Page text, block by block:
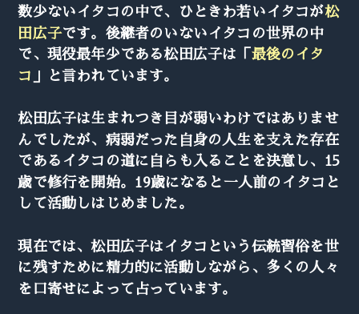
数少ないイタコの中で、ひときわ若いイタコが松
田広子です。後継者のいないイタコの世界の中
で、現役最年少である松田広子は「最後のイタ
コ 」と言われています。
松田広子は生まれつき目が弱いわけではありませ
んでしたが、病弱だった自身の人生を支えた存在
であるイタコの道に自らも入ることを決意し、15
歳で修行を開始。19歳になると一人前のイタコと
して活動しはじめました。
現在では、松田広子はイタコという伝統習俗を世
に残すために精力的に活動しながら、多くの人々
を口寄せによって占っています。